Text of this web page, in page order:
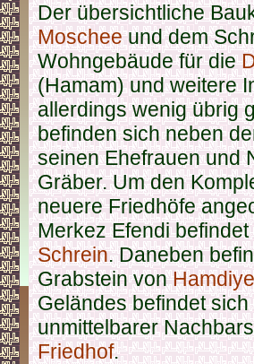
Der übersichtliche
Moscheeund dem
Wohngebäude für die
(Hamam) und weitere
allerdings wenig übrig
befinden sich neben
seinen Ehefrauen und
Gräber. Um den
neuere Friedhöfe
Merkez Efendi
Schrein. Daneben
Grabstein von
Geländes befindet
unmittelbarer
Friedhof.